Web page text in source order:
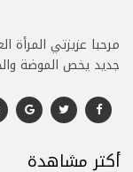
مرحبا عزيزتي
جديد يخص الموضة
أكتر مشاهدة